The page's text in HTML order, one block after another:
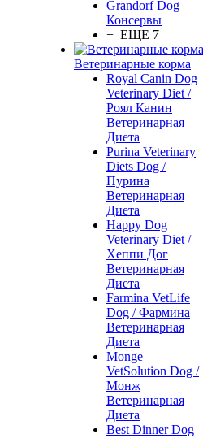
Grandorf Dog
Консервы
+ ЕЩЕ 7
Ветеринарные корма
Royal Canin Dog
Veterinary Diet /
Роял Канин
Ветеринарная
Диета
Purina Veterinary
Diets Dog /
Пурина
Ветеринарная
Диета
Happy Dog
Veterinary Diet /
Хеппи Дог
Ветеринарная
Диета
Farmina VetLife
Dog / Фармина
Ветеринарная
Диета
Monge
VetSolution Dog /
Монж
Ветеринарная
Диета
Best Dinner Dog